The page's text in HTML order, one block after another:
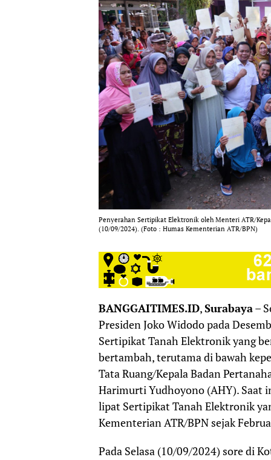
Penyerahan Sertipikat Elektronik oleh Menteri ATR/
(10/09/2024). (Foto : Humas Kementerian ATR/BPN)
BANGGAITIMES.ID,Surabaya–
Presiden Joko Widodo pada
Sertipikat Tanah Elektronik yang
bertambah, terutama di bawah
Tata Ruang/Kepala Badan
Harimurti Yudhoyono (AHY). Saat
lipat Sertipikat Tanah Elektronik
Kementerian ATR/BPN sejak
Pada Selasa (10/09/2024) sore di